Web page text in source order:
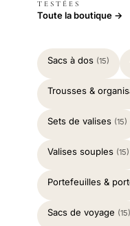
TESTÉES
Toute la boutique →
Sacs à dos (15)
Trousses &
Sets de valises (15)
Valises souples (15)
Portefeuilles &
Sacs de voyage (15)